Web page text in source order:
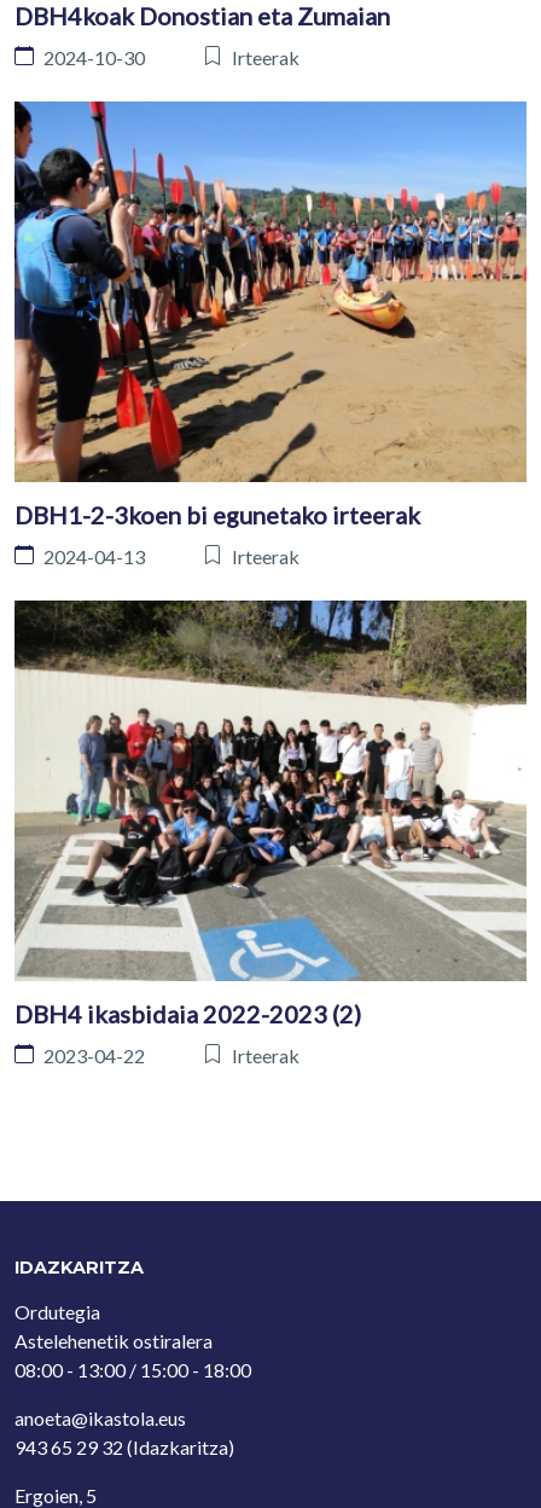
DBH4koak Donostian eta Zumaian
2024-10-30 Irteerak
DBH1-2-3koen bi egunetako irteerak
2024-04-13 Irteerak
DBH4 ikasbidaia 2022-2023 (2)
2023-04-22 Irteerak
IDAZKARITZA
Ordutegia
Astelehenetik ostiralera
08:00 - 13:00 / 15:00 - 18:00
anoeta@ikastola.eus
943 65 29 32 (Idazkaritza)
Ergoien, 5